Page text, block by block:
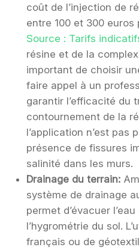
coût de l’injection de
entre 100 et 300
Source : Tarifs
résine et de la
important de choisir
faire appel à un
garantir l’efficacité du
contournement de la
l’application n’est pas
présence de fissures
salinité dans les murs.
Drainage du terrain:
système de drainage
permet d’évacuer
l’hygrométrie du sol.
français ou de